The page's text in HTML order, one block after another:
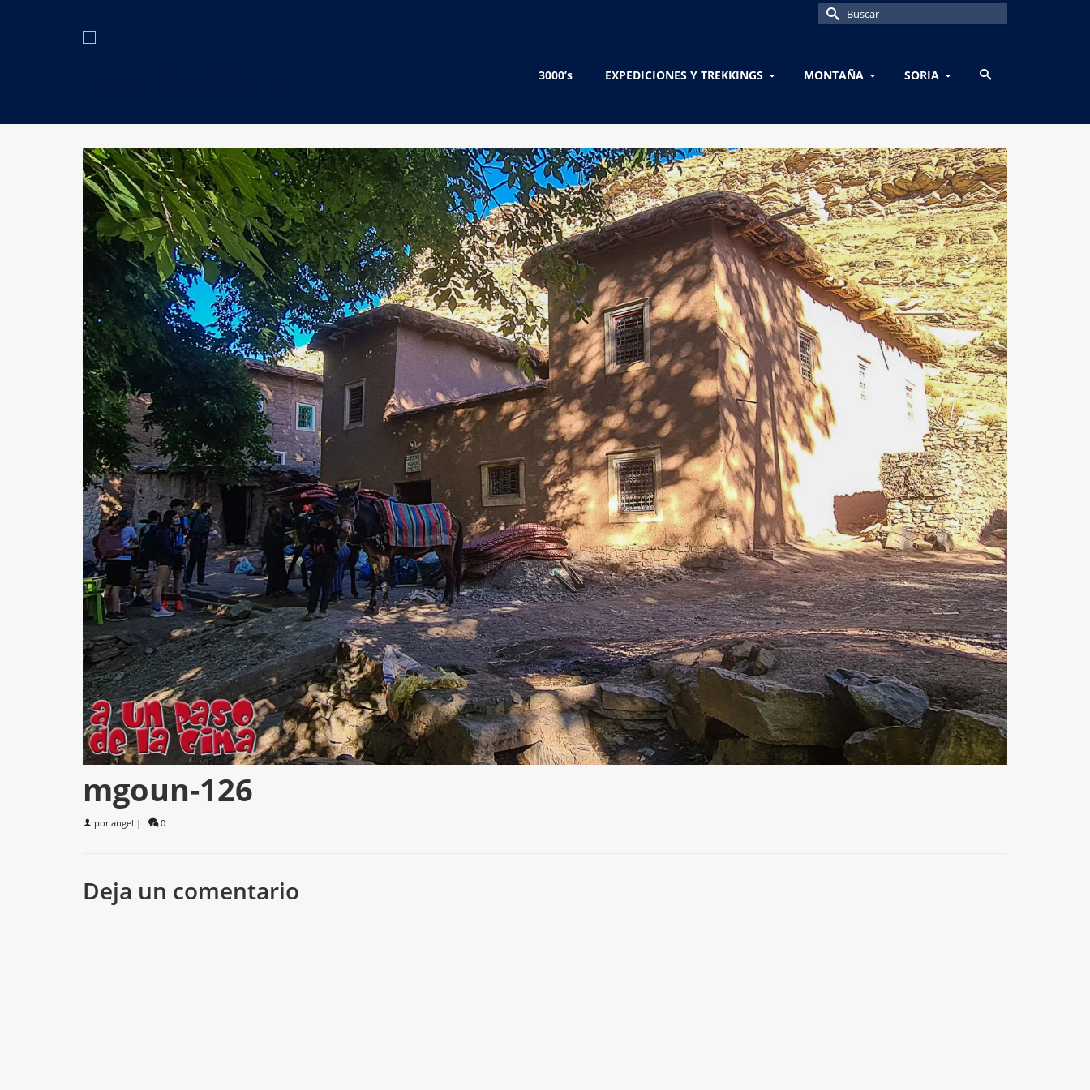
Buscar
3000’s EXPEDICIONES Y TREKKINGS MONTAÑA SORIA
mgoun-126
porangel | 0
Deja un comentario